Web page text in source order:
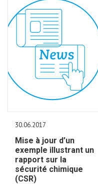
30.06.2017
Mise à jour d’un
exemple illustrant un
rapport sur la
sécurité chimique
(CSR)